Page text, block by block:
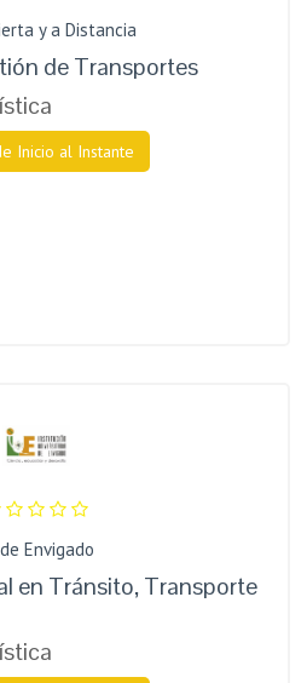
y a Distancia
de Transportes
Inicio al Instante
Envigado
en Tránsito, Transporte